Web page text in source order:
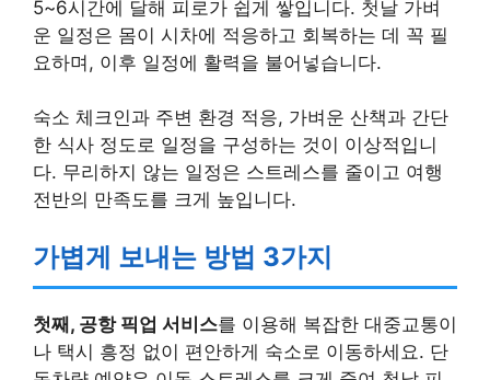
5~6시간에 달해 피로가 쉽게 쌓입니다. 첫날 가벼
운 일정은 몸이 시차에 적응하고 회복하는 데 꼭 필
요하며, 이후 일정에 활력을 불어넣습니다.
숙소 체크인과 주변 환경 적응, 가벼운 산책과 간단
한 식사 정도로 일정을 구성하는 것이 이상적입니
다. 무리하지 않는 일정은 스트레스를 줄이고 여행
전반의 만족도를 크게 높입니다.
가볍게 보내는 방법 3가지
첫째, 공항 픽업 서비스를 이용해 복잡한 대중교통이
나 택시 흥정 없이 편안하게 숙소로 이동하세요. 단